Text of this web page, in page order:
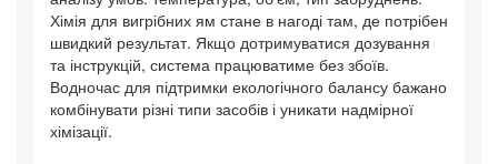
Хімія для вигрібних ям стане в нагоді там, де потрібен
швидкий результат. Якщо дотримуватися дозування
та інструкцій, система працюватиме без збоїв.
Водночас для підтримки екологічного балансу бажано
комбінувати різні типи засобів і уникати надмірної
хімізації.